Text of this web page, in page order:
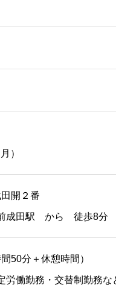
）
開２番
成田駅 から 徒歩8分
50分＋休憩時間）
働勤務・交替制勤務な